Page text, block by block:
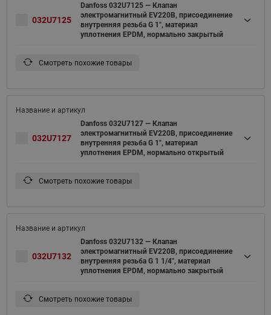
032U7125
Danfoss 032U7125 — Клапан
электромагнитный EV220B, присоединение
внутренняя резьба G 1", материал
уплотнения EPDM, нормально закрытый
Смотреть похожие товары
032U7127
Danfoss 032U7127 — Клапан
электромагнитный EV220B, присоединение
внутренняя резьба G 1", материал
уплотнения EPDM, нормально открытый
Смотреть похожие товары
032U7132
Danfoss 032U7132 — Клапан
электромагнитный EV220B, присоединение
внутренняя резьба G 1 1/4", материал
уплотнения EPDM, нормально закрытый
Смотреть похожие товары